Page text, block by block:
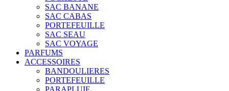
SAC BANANE
SAC CABAS
PORTEFEUILLE
SAC SEAU
SAC VOYAGE
PARFUMS
ACCESSOIRES
BANDOULIERES
PORTEFEUILLE
PARAPLUIE